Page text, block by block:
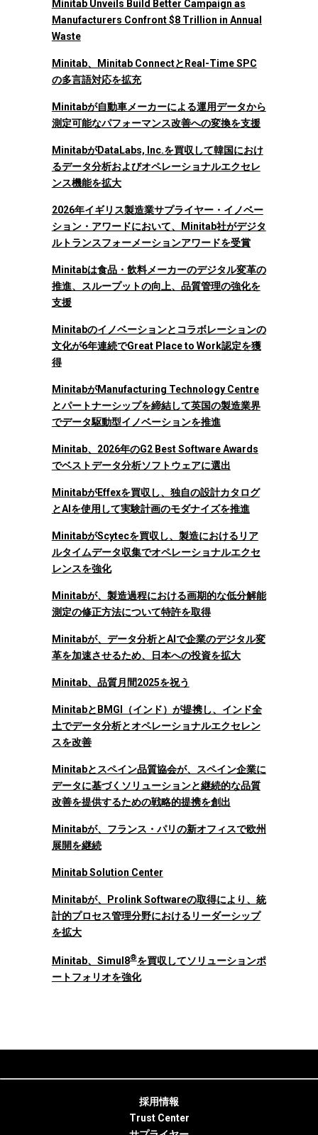
Minitab Unveils Build Better Campaign as
Manufacturers Confront $8 Trillion in Annual
Waste
Minitab、Minitab ConnectとReal-Time SPC
の多言語対応を拡充
Minitabが自動車メーカーによる運用データから
測定可能なパフォーマンス改善への変換を支援
MinitabがDataLabs, Inc.を買収して韓国におけ
るデータ分析およびオペレーショナルエクセレ
ンス機能を拡大
2026年イギリス製造業サプライヤー・イノベー
ション・アワードにおいて、Minitab社がデジタ
ルトランスフォーメーションアワードを受賞
Minitabは食品・飲料メーカーのデジタル変革の
推進、スループットの向上、品質管理の強化を
支援
Minitabのイノベーションとコラボレーションの
文化が6年連続でGreat Place to Work認定を獲
得
MinitabがManufacturing Technology Centre
とパートナーシップを締結して英国の製造業界
でデータ駆動型イノベーションを推進
Minitab、2026年のG2 Best Software Awards
でベストデータ分析ソフトウェアに選出
MinitabがEffexを買収し、独自の設計カタログ
とAIを使用して実験計画のモダナイズを推進
MinitabがScytecを買収し、製造におけるリア
ルタイムデータ収集でオペレーショナルエクセ
レンスを強化
Minitabが、製造過程における画期的な低分解能
測定の修正方法について特許を取得
Minitabが、データ分析とAIで企業のデジタル変
革を加速させるため、日本への投資を拡大
Minitab、品質月間2025を祝う
MinitabとBMGI（インド）が提携し、インド全
土でデータ分析とオペレーショナルエクセレン
スを改善
Minitabとスペイン品質協会が、スペイン企業に
データに基づくソリューションと継続的な品質
改善を提供するための戦略的提携を創出
Minitabが、フランス・パリの新オフィスで欧州
展開を継続
Minitab Solution Center
Minitabが、Prolink Softwareの取得により、統
計的プロセス管理分野におけるリーダーシップ
を拡大
Minitab、Simul8®を買収してソリューションポ
ートフォリオを強化
採用情報
Trust Center